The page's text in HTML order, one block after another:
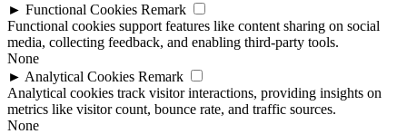
► Functional Cookies Remark
Functional cookies support features like content sharing on social
media, collecting feedback, and enabling third-party tools.
None
► Analytical Cookies Remark
Analytical cookies track visitor interactions, providing insights on
metrics like visitor count, bounce rate, and traffic sources.
None